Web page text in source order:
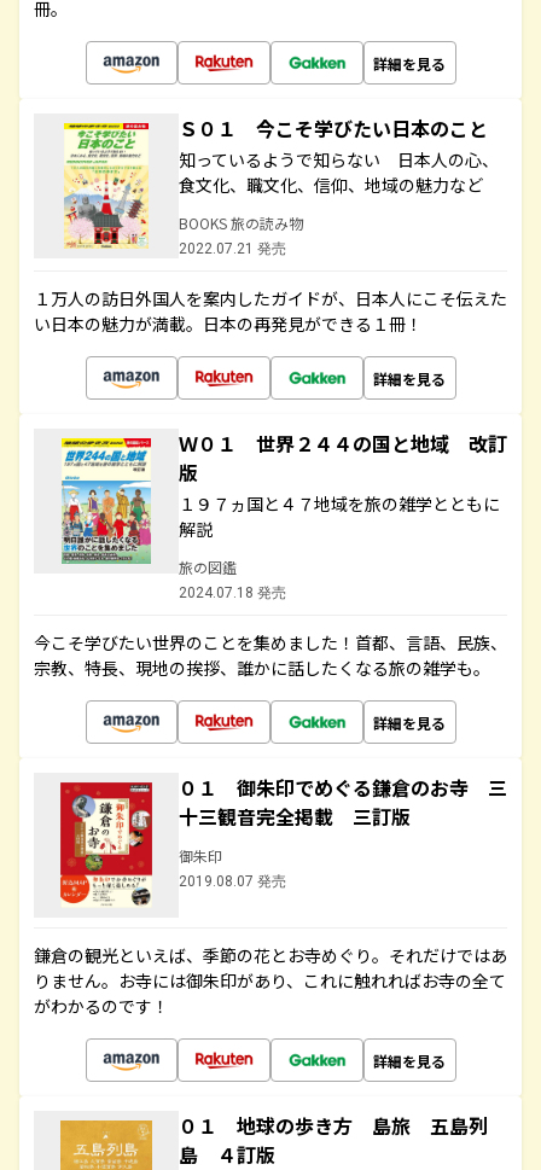
冊。
詳細を見る
Ｓ０１ 今こそ学びたい日本のこと
知っているようで知らない 日本人の心、
食文化、職文化、信仰、地域の魅力など
BOOKS 旅の読み物
2022.07.21 発売
１万人の訪日外国人を案内したガイドが、日本人にこそ伝えた
い日本の魅力が満載。日本の再発見ができる１冊！
詳細を見る
Ｗ０１ 世界２４４の国と地域 改訂
版
１９７ヵ国と４７地域を旅の雑学とともに
解説
旅の図鑑
2024.07.18 発売
今こそ学びたい世界のことを集めました！首都、言語、民族、
宗教、特長、現地の挨拶、誰かに話したくなる旅の雑学も。
詳細を見る
０１ 御朱印でめぐる鎌倉のお寺 三
十三観音完全掲載 三訂版
御朱印
2019.08.07 発売
鎌倉の観光といえば、季節の花とお寺めぐり。それだけではあ
りません。お寺には御朱印があり、これに触れればお寺の全て
がわかるのです！
詳細を見る
０１ 地球の歩き方 島旅 五島列
島 ４訂版